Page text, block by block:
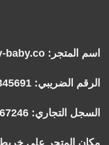
اسم المتجر: honey-baby.co
الرقم الضريبي: 542345691
السجل التجاري: IS-543567246